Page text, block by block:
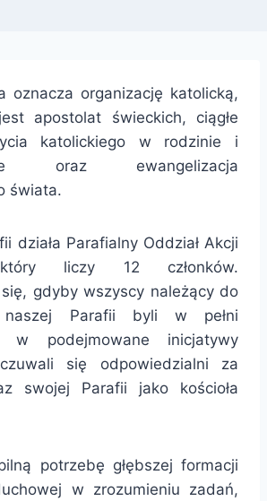
oznacza organizację katolicką,
apostolat świeckich, ciągłe
katolickiego w rodzinie i
oraz ewangelizacja
świata.
działa Parafialny Oddział Akcji
liczy 12 członków.
gdyby wszyscy należący do
naszej Parafii byli w pełni
w podejmowane inicjatywy
się odpowiedzialni za
swojej Parafii jako kościoła
potrzebę głębszej formacji
w zrozumieniu zadań,